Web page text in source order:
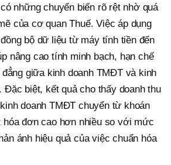
những chuyển biến rõ rệt nhờ quá
của cơ quan Thuế. Việc áp dụng
bộ dữ liệu từ máy tính tiền đến
nâng cao tính minh bạch, hạn chế
giữa kinh doanh TMĐT và kinh
Đặc biệt, kết quả cho thấy doanh thu
doanh TMĐT chuyển từ khoán
hóa đơn cao hơn nhiều so với mức
ánh hiệu quả của việc chuẩn hóa